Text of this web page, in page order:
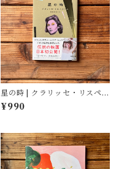
星の時 | クラリッセ・リスペク
トル, 福嶋 伸洋(訳)
¥990